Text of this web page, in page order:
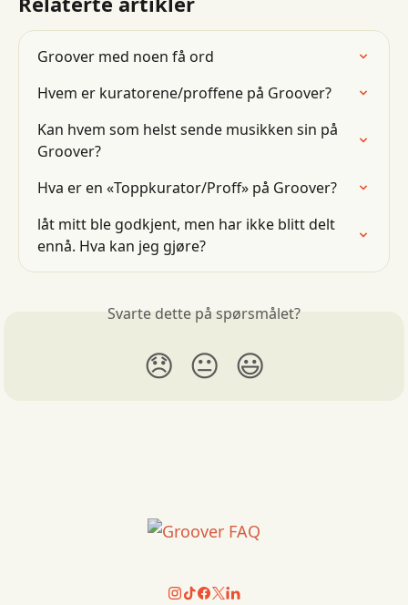
Groover med noen få ord
Hvem er kuratorene/proffene på Groover?
Kan hvem som helst sende musikken sin på
Groover?
Hva er en «Toppkurator/Proff» på Groover?
låt mitt ble godkjent, men har ikke blitt delt
ennå. Hva kan jeg gjøre?
Svarte dette på spørsmålet?
😞 😐 😃